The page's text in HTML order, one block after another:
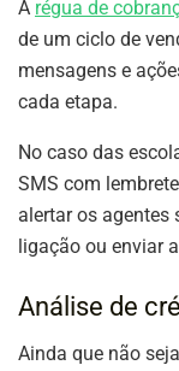
A régua de
de um ciclo de
mensagens e
cada etapa.
No caso das
SMS com
alertar os agentes
ligação ou enviar
Análise de
Ainda que não